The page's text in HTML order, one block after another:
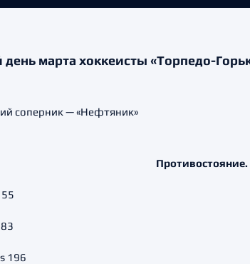
день марта хоккеисты «Торпедо-
196